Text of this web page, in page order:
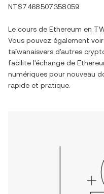
NT$7 468 507 358 059
Le cours de Ethereum en
Vous pouvez également
taïwanaisvers d'autres
facilite l'échange de
numériques pour nouveau
rapide et pratique.